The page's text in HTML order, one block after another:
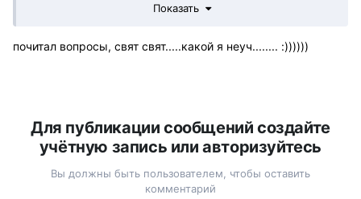
сборниках НАКС постоянно меняются (убираются или
вопросов процентов 70-80.
Показать
почитал вопросы, свят свят.....какой я неуч........ :))))))
Для публикации сообщений создайте
учётную запись или авторизуйтесь
Вы должны быть пользователем, чтобы оставить
комментарий